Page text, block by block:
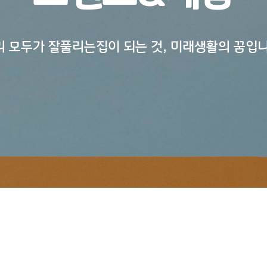
모두가 잘풀리는집이 되는 것, 미래생활의 꿈입